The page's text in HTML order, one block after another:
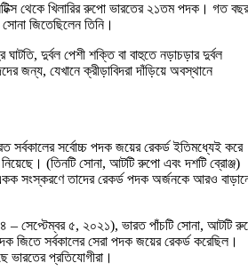
থেকে খিলারির রুপো ভারতের ২১তম পদক। গত বছর
জিতেছিলেন তিনি।
দুর্বল পেশী শক্তি বা বাহুতে নড়াচড়ার দুর্বল
জন্য, যেখানে ক্রীড়াবিদরা দাঁড়িয়ে অবস্থানে
সর্বকালের সর্বোচ্চ পদক জয়ের রেকর্ড ইতিমধ্যেই করে
(তিনটি সোনা, আটটি রুপো এবং দশটি ব্রোঞ্জ)
সংস্করণে তাদের রেকর্ড পদক অর্জনকে আরও
সেপ্টেম্বর ৫, ২০২১), ভারত পাঁচটি সোনা, আটটি
জিতে সর্বকালের সেরা পদক জয়ের রেকর্ড করেছিল।
ভারতের প্রতিযোগীরা।